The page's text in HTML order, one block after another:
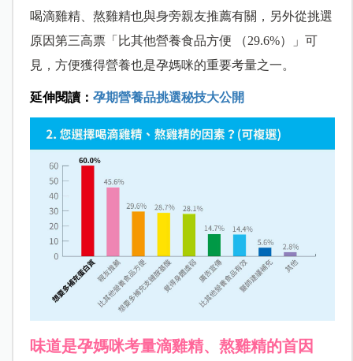
喝滴雞精、熬雞精也與身旁親友推薦有關，另外從挑選
原因第三高票「比其他營養食品方便 （29.6%）」可
見，方便獲得營養也是孕媽咪的重要考量之一。
延伸閱讀： 孕期營養品挑選秘技大公開
味道是孕媽咪考量滴雞精、熬雞精的首因